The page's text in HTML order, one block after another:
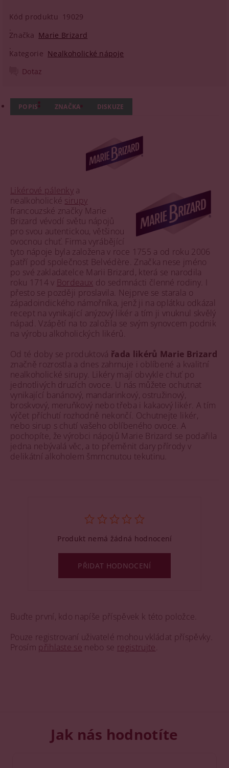
Kód produktu
19029
Značka Marie Brizard
Kategorie Nealkoholické nápoje
Dotaz
POPIS ZNAČKA DISKUZE
Likérové pálenky a
nealkoholické sirupy
francouzské značky Marie
Brizard vévodí světu nápojů
pro svou autentickou, většinou
ovocnou chuť. Firma vyrábějící
tyto nápoje byla založena v roce 1755 a od roku 2006
patří pod společnost Belvédère. Značka nese jméno
po své zakladatelce Marii Brizard, která se narodila
roku 1714 v Bordeaux do sedmnácti členné rodiny. I
přesto se později proslavila. Nejprve se starala o
západoindického námořníka, jenž ji na oplátku odkázal
recept na vynikající anýzový likér a tím ji vnuknul skvělý
nápad. Vzápětí na to založila se svým synovcem podnik
na výrobu alkoholických likérů.
Od té doby se produktová řada likérů Marie Brizard
značně rozrostla a dnes zahrnuje i oblíbené a kvalitní
nealkoholické sirupy. Likéry mají obvykle chuť po
jednotlivých druzích ovoce. U nás můžete ochutnat
vynikající banánový, mandarinkový, ostružinový,
broskvový, meruňkový nebo třeba i kakaový likér. A tím
výčet příchutí rozhodně nekončí. Ochutnejte likér,
nebo sirup s chutí vašeho oblíbeného ovoce. A
pochopíte, že výrobci nápojů Marie Brizard se podařila
jedna nebývalá věc, a to přeměnit dary přírody v
delikátní alkoholem šmrncnutou tekutinu.
Buďte první, kdo napíše příspěvek k této položce.
Pouze registrovaní uživatelé mohou vkládat příspěvky.
Prosím přihlaste se nebo se registrujte
Produkt nemá žádná hodnocení
PŘIDAT HODNOCENÍ
Jak nás hodnotíte